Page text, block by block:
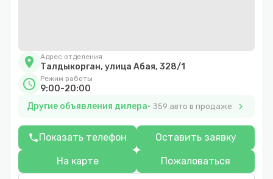
location_on Адрес отделения
Талдыкорган, улица Абая, 328/1
schedule Режим работы
9:00-20:00
Другие объявления дилера
359 авто в продаже chevron_right
phoneПоказать телефон Оставить заявку
На карте Пожаловаться